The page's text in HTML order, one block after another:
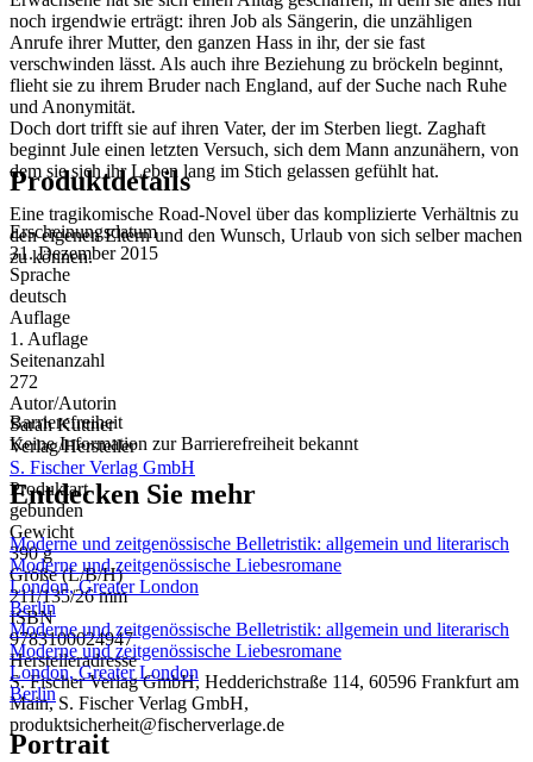
noch irgendwie erträgt: ihren Job als Sängerin, die unzähligen
Anrufe ihrer Mutter, den ganzen Hass in ihr, der sie fast
verschwinden lässt. Als auch ihre Beziehung zu bröckeln beginnt,
flieht sie zu ihrem Bruder nach England, auf der Suche nach Ruhe
und Anonymität.
Doch dort trifft sie auf ihren Vater, der im Sterben liegt. Zaghaft
beginnt Jule einen letzten Versuch, sich dem Mann anzunähern, von
dem sie sich ihr Leben lang im Stich gelassen gefühlt hat.
Eine tragikomische Road-Novel über das komplizierte Verhältnis zu
den eigenen Eltern und den Wunsch, Urlaub von sich selber machen
zu können.
Produktdetails
Erscheinungsdatum
31. Dezember 2015
Sprache
deutsch
Auflage
1. Auflage
Seitenanzahl
272
Autor/Autorin
Sarah Kuttner
Verlag/Hersteller
S. Fischer Verlag GmbH
Produktart
gebunden
Gewicht
390 g
Größe (L/B/H)
211/135/26 mm
ISBN
9783100024947
Herstelleradresse
S. Fischer Verlag GmbH, Hedderichstraße 114, 60596 Frankfurt am
Main, S. Fischer Verlag GmbH,
produktsicherheit@fischerverlage.de
Barrierefreiheit
Keine Information zur Barrierefreiheit bekannt
Entdecken Sie mehr
Moderne und zeitgenössische Belletristik: allgemein und literarisch
Moderne und zeitgenössische Liebesromane
London, Greater London
Berlin
Moderne und zeitgenössische Belletristik: allgemein und literarisch
Moderne und zeitgenössische Liebesromane
London, Greater London
Berlin
Portrait